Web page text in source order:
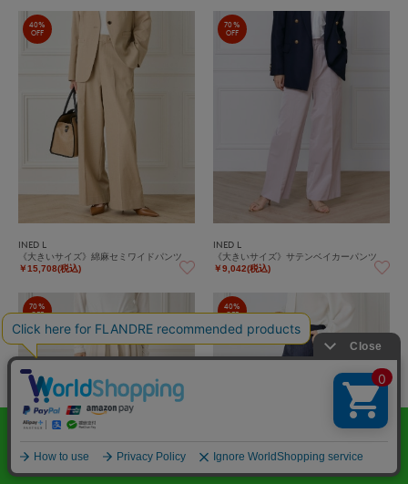
40%
OFF
INED L
《大きいサイズ》綿麻セミワイドパンツ
￥15,708(税込)
70%
OFF
INED L
《大きいサイズ》サテンベイカーパンツ
￥9,042(税込)
70%
OFF
40%
OFF